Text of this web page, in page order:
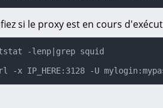
si le proxy est en cours
-lenp|grep squid
-x IP_HERE:3128 -U